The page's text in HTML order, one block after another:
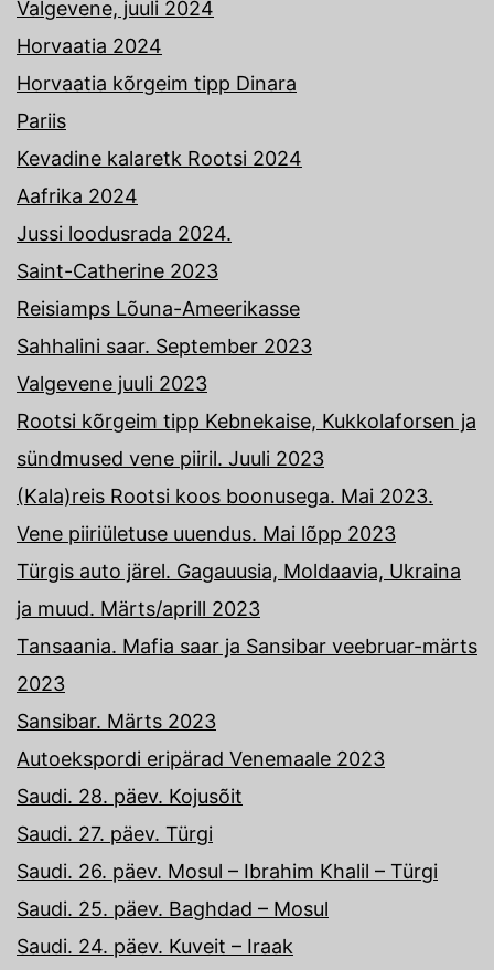
Valgevene, juuli 2024
Horvaatia 2024
Horvaatia kõrgeim tipp Dinara
Pariis
Kevadine kalaretk Rootsi 2024
Aafrika 2024
Jussi loodusrada 2024.
Saint-Catherine 2023
Reisiamps Lõuna-Ameerikasse
Sahhalini saar. September 2023
Valgevene juuli 2023
Rootsi kõrgeim tipp Kebnekaise, Kukkolaforsen ja
sündmused vene piiril. Juuli 2023
(Kala)reis Rootsi koos boonusega. Mai 2023.
Vene piiriületuse uuendus. Mai lõpp 2023
Türgis auto järel. Gagauusia, Moldaavia, Ukraina
ja muud. Märts/aprill 2023
Tansaania. Mafia saar ja Sansibar veebruar-märts
2023
Sansibar. Märts 2023
Autoekspordi eripärad Venemaale 2023
Saudi. 28. päev. Kojusõit
Saudi. 27. päev. Türgi
Saudi. 26. päev. Mosul – Ibrahim Khalil – Türgi
Saudi. 25. päev. Baghdad – Mosul
Saudi. 24. päev. Kuveit – Iraak